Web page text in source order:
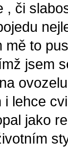
, či
mě to
jsem
i lehce
jako